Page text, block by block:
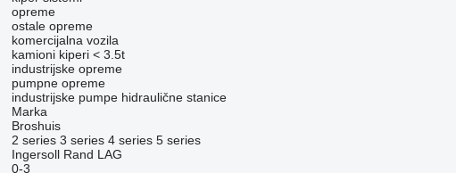
opreme
ostale opreme
komercijalna vozila
kamioni kiperi < 3.5t
industrijske opreme
pumpne opreme
industrijske pumpe hidraulične stanice
Marka
Broshuis
2 series 3 series 4 series 5 series
Ingersoll Rand LAG
0-3